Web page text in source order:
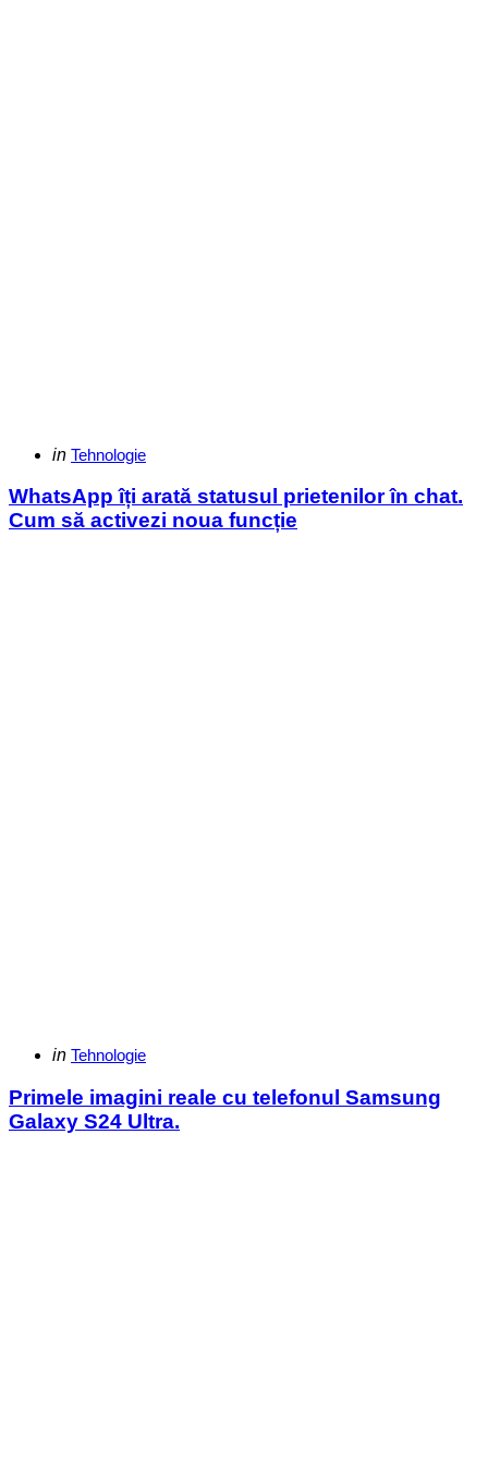
Categories
Posted
in Tehnologie
WhatsApp îți arată statusul prietenilor în chat.
Cum să activezi noua funcție
Categories
Posted
in Tehnologie
Primele imagini reale cu telefonul Samsung
Galaxy S24 Ultra.